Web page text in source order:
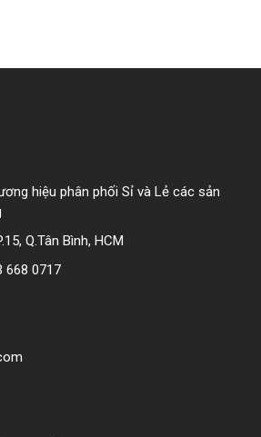
hiệu phân phối Sỉ và Lẻ các sản
Q.Tân Bình, HCM
668 0717